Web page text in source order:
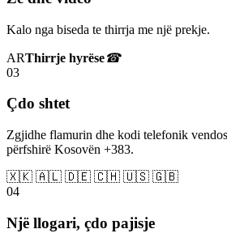
Kalo nga biseda te thirrja me një prekje.
ARThirrje hyrëse☎
03
Çdo shtet
Zgjidhe flamurin dhe kodi telefonik
përfshirë Kosovën +383.
🇽🇰 🇦🇱 🇩🇪 🇨🇭 🇺🇸 🇬🇧
04
Një llogari, çdo pajisje